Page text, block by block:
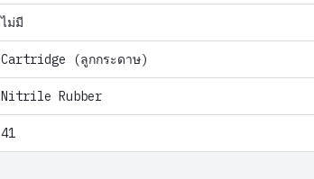
ไม่มี
Cartridge (ลูกกระดาษ)
Nitrile Rubber
41